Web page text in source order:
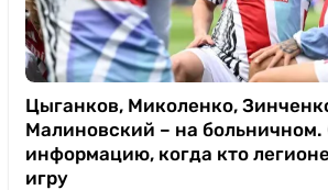
Цыганков, Миколенко,
Малиновский – на больничном.
информацию, когда кто
игру